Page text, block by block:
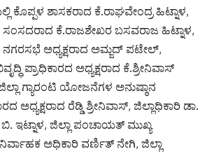
ಕೊಪ್ಪಳ ಶಾಸಕರಾದ ಕೆ.ರಾಘವೇಂದ್ರ ಹಿಟ್ನಾಳ,
ಸಂಸದರಾದ ಕೆ.ರಾಜಶೇಖರ ಬಸವರಾಜ ಹಿಟ್ನಾಳ,
ನಗರಸಭೆ ಅಧ್ಯಕ್ಷರಾದ ಅಮ್ಜದ್ ಪಟೇಲ್,
ಪ್ರಾಧಿಕಾರದ ಅಧ್ಯಕ್ಷರಾದ ಕೆ.ಶ್ರೀನಿವಾಸ್
ಜಿಲ್ಲಾ ಗ್ಯಾರಂಟಿ ಯೋಜನೆಗಳ ಅನುಷ್ಠಾನ
ಅಧ್ಯಕ್ಷರಾದ ರೆಡ್ಡಿ ಶ್ರೀನಿವಾಸ್, ಜಿಲ್ಲಾಧಿಕಾರಿ ಡಾ.
ಬಿ. ಇಟ್ನಾಳ, ಜಿಲ್ಲಾ ಪಂಚಾಯತ್ ಮುಖ್ಯ
ಅಧಿಕಾರಿ ವರ್ಣಿತ್ ನೇಗಿ, ಜಿಲ್ಲಾ